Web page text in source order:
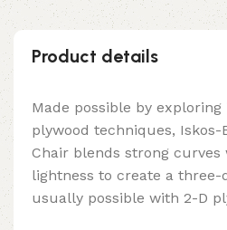
Product details
Made possible by
plywood techniques, Iskos-
Chair blends strong
lightness to create a
usually possible with 2-D